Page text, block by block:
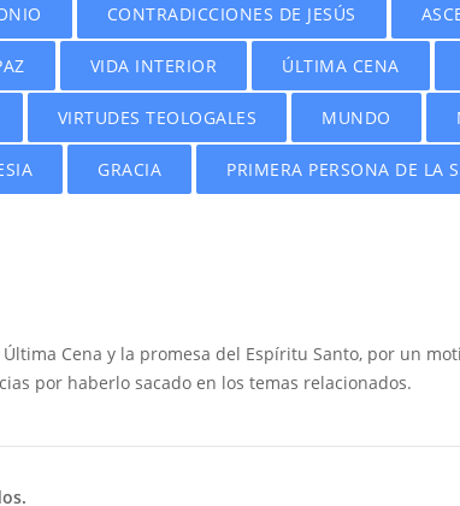
CONTRADICCIONES DE JESÚS
VIDA INTERIOR ÚLTIMA CENA
VIRTUDES TEOLOGALES MUNDO
GRACIA PRIMERA PERSONA DE LA
Cena y la promesa del Espíritu Santo, por un
por haberlo sacado en los temas relacionados.